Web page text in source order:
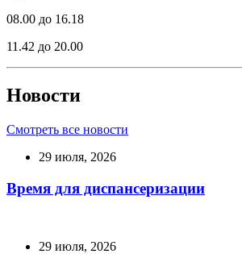
08.00 до 16.18
11.42 до 20.00
Новости
Смотреть все новости
29 июля, 2026
Время для диспансеризации
29 июля, 2026